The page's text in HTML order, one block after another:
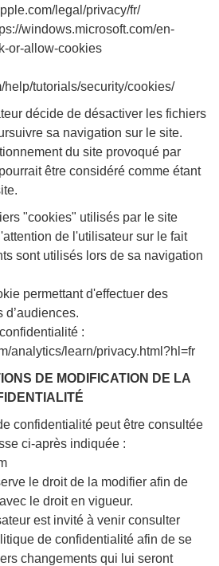
legal/privacy/fr/
windows.microsoft.com/en-
or-allow-cookies
help/tutorials/security/cookies/
décide de désactiver les fichiers
sa navigation sur le site.
du site provoqué par
être considéré comme étant
"cookies" utilisés par le site
de l'utilisateur sur le fait
sont utilisés lors de sa navigation
permettant d'effectuer des
d’audiences.
:
analytics/learn/privacy.html?hl=fr
DE MODIFICATION DE LA
confidentialité peut être consultée
ci-après indiquée :
le droit de la modifier afin de
le droit en vigueur.
est invité à venir consulter
de confidentialité afin de se
changements qui lui seront